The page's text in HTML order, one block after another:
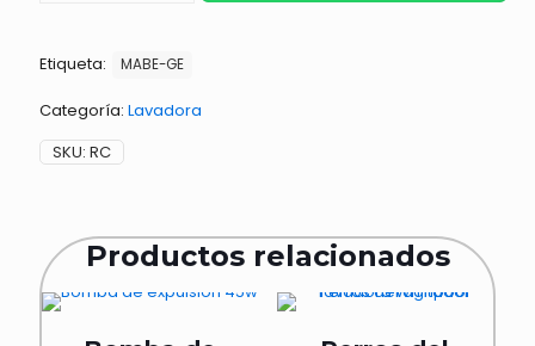
TERMINAL
Etiqueta: MABE-GE
Categoría: Lavadora
SKU: RC
Productos relacionados